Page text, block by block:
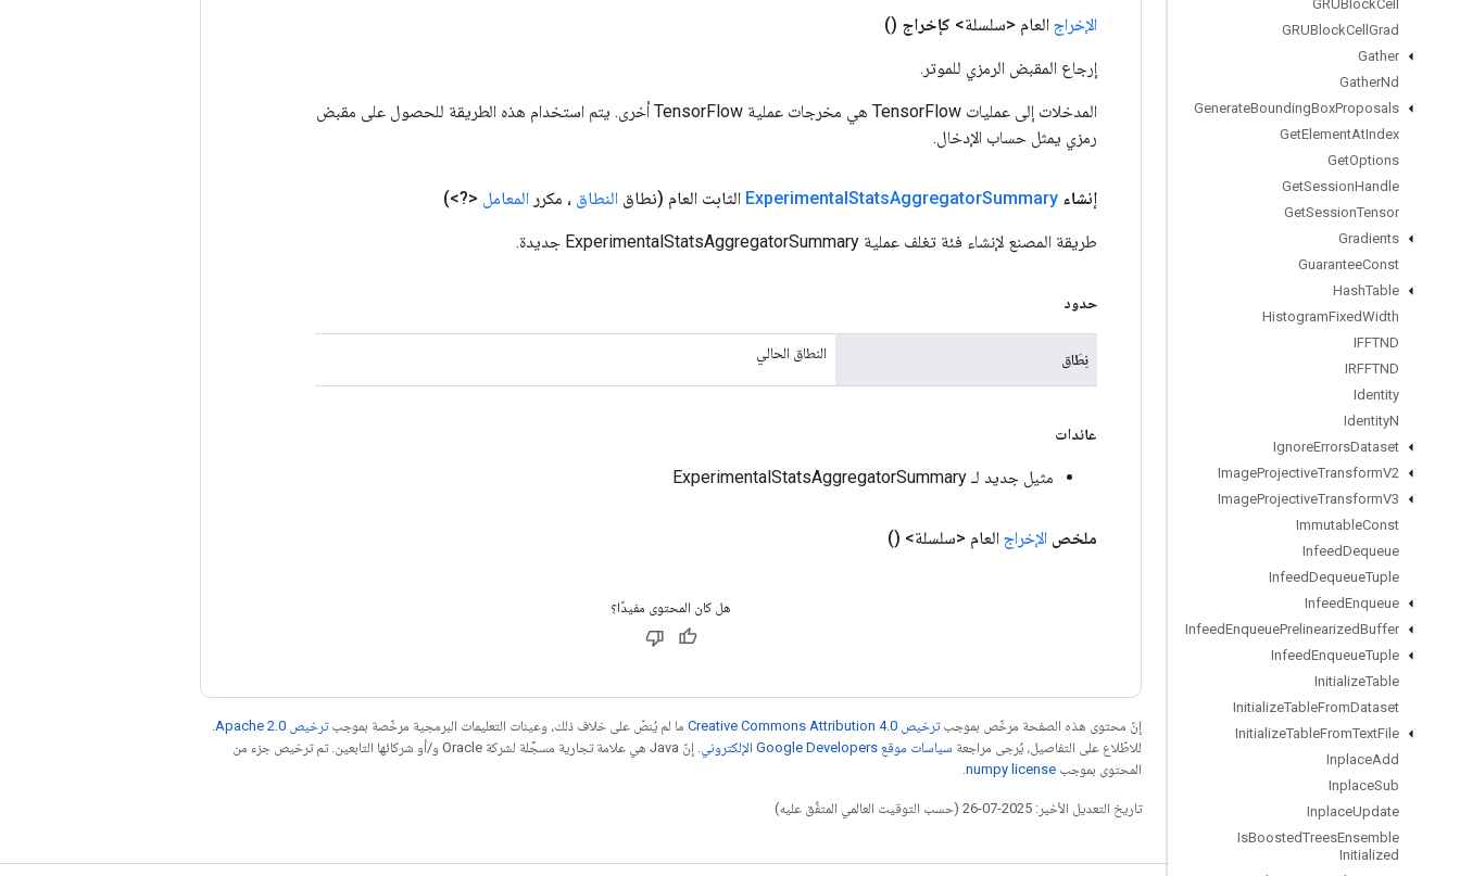
GRUBlockCell
GRUBlockCell Grad
Gather
GatherNd
GenerateBoundingBoxProposals
GetElementAtIndex
GetOptions
GetSessionHandle
GetSessionTensor
Gradients
GuaranteeConst
HashTable
HistogramFixedWidth
IFFTND
IRFFTND
Identity
IdentityN
IgnoreErrorsDataset
ImageProjectiveTransformV2
ImageProjectiveTransformV3
ImmutableConst
InfeedDequeue
InfeedDequeueTuple
InfeedEnqueue
InfeedEnqueuePrelinearizedBuffer
InfeedEnqueueTuple
InitializeTable
InitializeTableFromDataset
InitializeTableFromTextFile
InplaceAdd
InplaceSub
InplaceUpdate
IsBoostedTreesEnsemble
Initialized
الإخراج العام <سلسلة> كإخراج ()
إرجاع المقبض الرمزي للموتر.
المدخلات إلى عمليات TensorFlow هي مخرجات عملية TensorFlow أخرى. يتم استخدام هذه الطريقة للحصول على مقبض
رمزي يمثل حساب الإدخال.
إنشاء ExperimentalStatsAggregatorSummary الثابت العام (نطاق النطاق ، مكرر المعامل <?>)
طريقة المصنع لإنشاء فئة تغلف عملية ExperimentalStatsAggregatorSummary جديدة.
حدود
نِطَاق النطاق الحالي
عائدات
مثيل جديد لـ ExperimentalStatsAggregatorSummary
ملخص الإخراج العام <سلسلة> ()
هل كان المحتوى مفيدًا؟
إنّ محتوى هذه الصفحة مرخّص بموجبترخيص Creative Commons Attribution 4.0‏ ما لم يُنصّ على خلاف ذلك، وعينات التعليمات البرمجية مرخّصة بموجبترخيص Apache 2.0‏
للاطّلاع على التفاصيل، يُرجى مراجعة سياسات موقع Google Developers الإلكتروني
. إنّ Java هي علامة تجارية مسجَّلة لشركة Oracle و/أو شركائها التابعين. تم ترخيص جزء من
المحتوى بموجب numpy license
تاريخ التعديل الأخير: 2025-07-26 (حسب التوقيت العالمي المتفَّق عليه)